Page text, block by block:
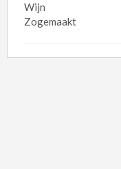
Wijn
Zogemaakt